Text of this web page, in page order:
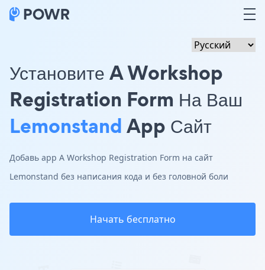
Установите A Workshop
Registration Form На Ваш
LemonstandApp Сайт
Добавь app A Workshop Registration Form на сайт
Lemonstand без написания кода и без головной боли
Начать бесплатно